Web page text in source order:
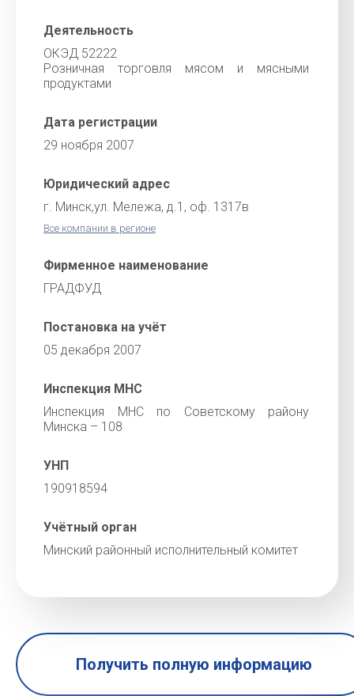
Деятельность
ОКЭД 52222
Розничная торговля мясом и мясными
продуктами
Дата регистрации
29 ноября 2007
Юридический адрес
г. Минск,ул. Мележа, д.1, оф. 1317в
Все компании в регионе
Фирменное наименование
ГРАДФУД
Постановка на учёт
05 декабря 2007
Инспекция МНС
Инспекция МНС по Советскому району
Минска – 108
УНП
190918594
Учётный орган
Минский районный исполнительный комитет
Получить полную информацию